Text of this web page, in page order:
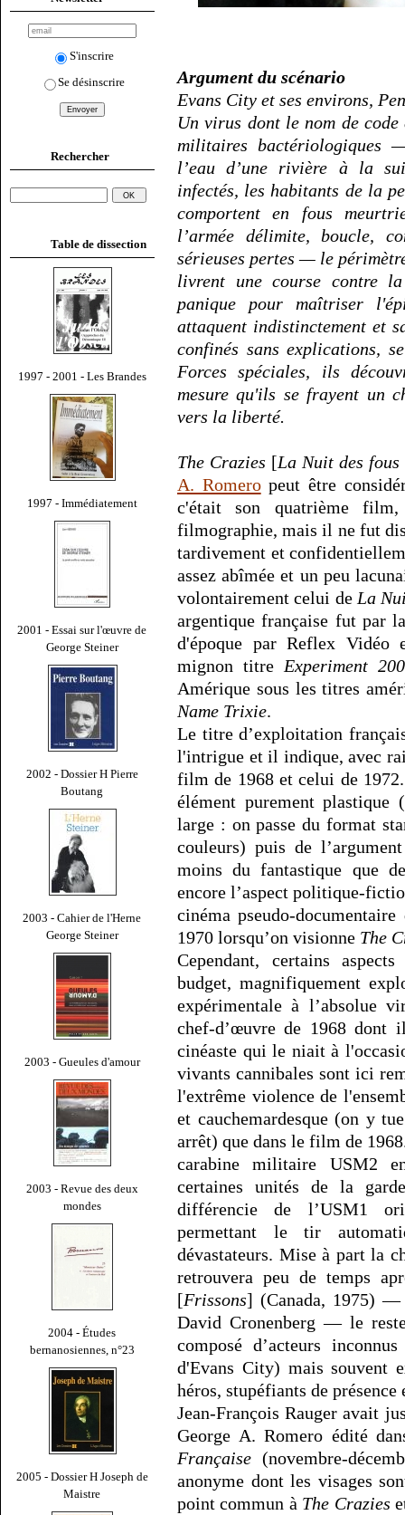
S'inscrire
Se désinscrire
Rechercher
Table de dissection
1997 - 2001 - Les Brandes
1997 - Immédiatement
2001 - Essai sur l'œuvre de
George Steiner
2002 - Dossier H Pierre
Boutang
2003 - Cahier de l'Herne
George Steiner
2003 - Gueules d'amour
2003 - Revue des deux
mondes
2004 - Études
bernanosiennes, n°23
2005 - Dossier H Joseph de
Maistre
Argument du scénario
Evans City et ses environs,
Un virus dont le nom de
militaires bactériologiques
l’eau d’une rivière à la
infectés, les habitants de la
comportent en fous
l’armée délimite, boucle,
sérieuses pertes — le
livrent une course contre
panique pour maîtriser
attaquent indistinctement et
confinés sans explications,
Forces spéciales, ils
mesure qu'ils se frayent un
vers la liberté.
The Crazies [La Nuit des
A. Romeropeut être
c'était son quatrième
filmographie, mais il ne fut
tardivement et
assez abîmée et un peu
volontairement celui de La
argentique française fut par
d'époque par Reflex
mignon titre Experiment
Amérique sous les titres
Name Trixie.
Le titre d’exploitation
l'intrigue et il indique, avec
film de 1968 et celui de
élément purement
large : on passe du format
couleurs) puis de
moins du fantastique que
encore l’aspect politique-
cinéma pseudo-
1970 lorsqu’on visionne The
Cependant, certains
budget, magnifiquement
expérimentale à l’absolue
chef-d’œuvre de 1968 dont
cinéaste qui le niait à
vivants cannibales sont ici
l'extrême violence de
et cauchemardesque (on y
arrêt) que dans le film de
carabine militaire USM2
certaines unités de la
différencie de l’USM1
permettant le tir
dévastateurs. Mise à part la
retrouvera peu de temps
[Frissons] (Canada, 1975)
David Cronenberg — le
composé d’acteurs
d'Evans City) mais souvent
héros, stupéfiants de
Jean-François Rauger avait
George A. Romero édité
Française (novembre-
anonyme dont les visages
point commun à The Crazies